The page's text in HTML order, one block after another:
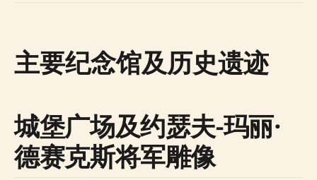
主要纪念馆及历史遗迹
城堡广场及约瑟夫-玛丽·
德赛克斯将军雕像